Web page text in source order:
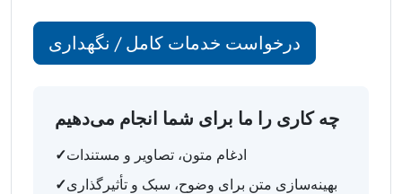
درخواست خدمات کامل / نگهداری
چه کاری را ما برای شما انجام می‌دهیم
✓ادغام متون، تصاویر و مستندات
✓بهینه‌سازی متن برای وضوح، سبک و تأثیرگذاری